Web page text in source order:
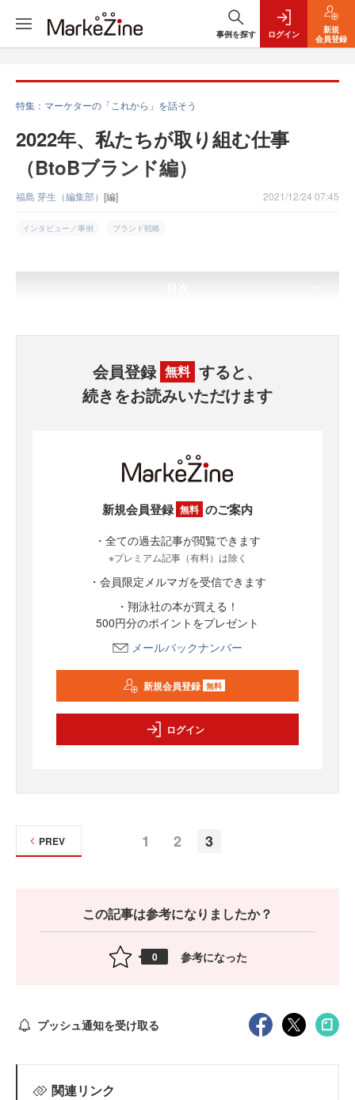
事例を探す ログイン
新規
会員登録
特集：マーケターの「これから」を話そう
2022年、私たちが取り組む仕事
（BtoBブランド編）
福島 芽生（編集部） [編] 2021/12/24 07:45
インタビュー／事例 ブランド戦略
会員登録 無料 すると、
続きをお読みいただけます
新規会員登録 無料 のご案内
・全ての過去記事が閲覧できます
※プレミアム記事（有料）は除く
・会員限定メルマガを受信できます
・翔泳社の本が買える！
500円分のポイントをプレゼント
メールバックナンバー
新規会員登録 無料
ログイン
1 2 3
PREV
この記事は参考になりましたか？
0 参考になった
プッシュ通知を受け取る
関連リンク